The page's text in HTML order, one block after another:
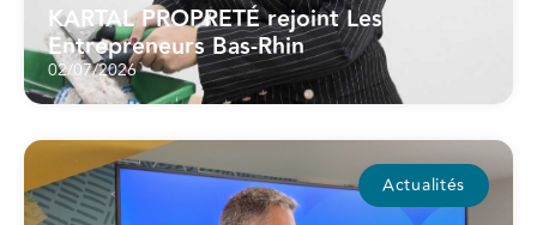
KARTAL PROPRETÉ rejoint Les
Entrepreneurs Bas-Rhin
02/07/2026
Actualités